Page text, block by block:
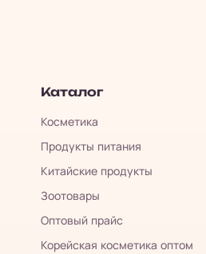
Каталог
Косметика
Продукты питания
Китайские продукты
Зоотовары
Оптовый прайс
Корейская косметика оптом